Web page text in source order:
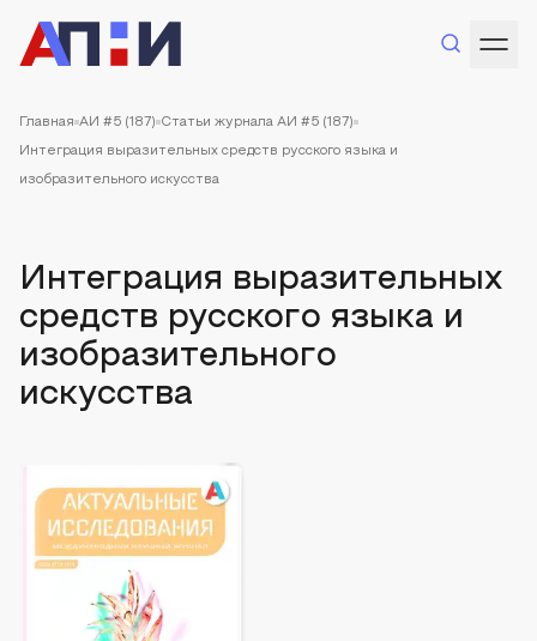
Главная АИ #5 (187) Статьи журнала АИ #5 (187)
Интеграция выразительных средств русского языка и
изобразительного искусства
Интеграция выразительных
средств русского языка и
изобразительного
искусства